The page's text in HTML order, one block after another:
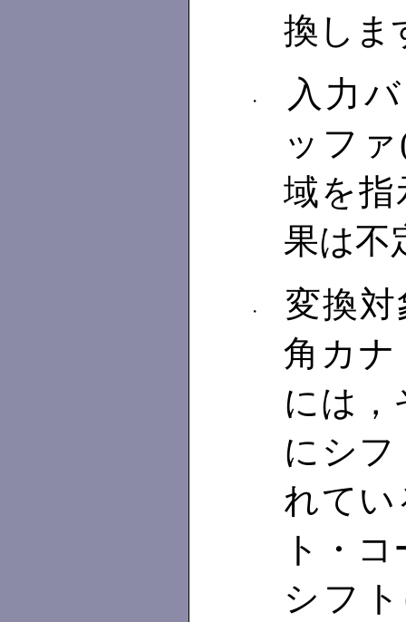
換しま
・
入力
ッフ
域を指
果は不
・
変換
角カナ
には，
にシ
れて
ト・
シフ